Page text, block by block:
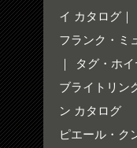
イ カタログ ｜
フランク・ミ
｜
タグ・ホ
ブライトリン
ン カタログ
ピエール・ク